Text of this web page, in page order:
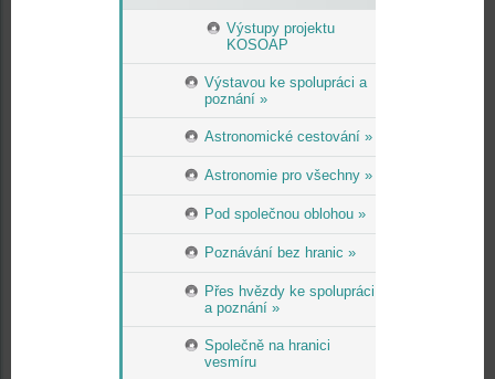
Výstupy projektu
KOSOAP
Výstavou ke spolupráci a
poznání »
Astronomické cestování »
Astronomie pro všechny »
Pod společnou oblohou »
Poznávání bez hranic »
Přes hvězdy ke spolupráci
a poznání »
Společně na hranici
vesmíru